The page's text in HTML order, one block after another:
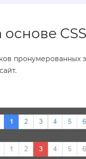
пронумерованных